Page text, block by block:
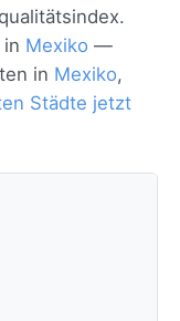
Mexiko —
in Mexiko,
Städte jetzt